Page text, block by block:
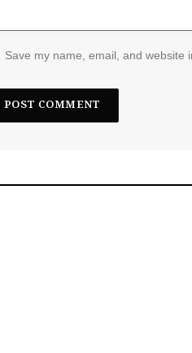
Save my name, email, and website